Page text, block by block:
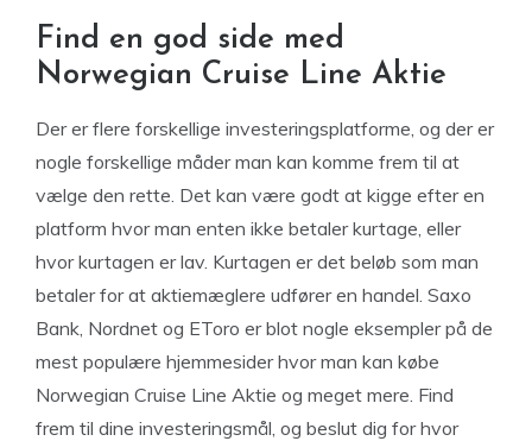
Find en god side med
Norwegian Cruise Line Aktie
Der er flere forskellige investeringsplatforme, og der er
nogle forskellige måder man kan komme frem til at
vælge den rette. Det kan være godt at kigge efter en
platform hvor man enten ikke betaler kurtage, eller
hvor kurtagen er lav. Kurtagen er det beløb som man
betaler for at aktiemæglere udfører en handel. Saxo
Bank, Nordnet og EToro er blot nogle eksempler på de
mest populære hjemmesider hvor man kan købe
Norwegian Cruise Line Aktie og meget mere. Find
frem til dine investeringsmål, og beslut dig for hvor